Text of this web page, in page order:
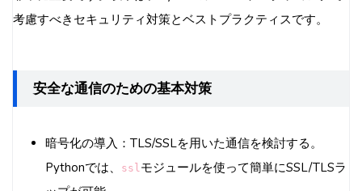
考慮すべきセキュリティ対策とベストプラクティスです。
安全な通信のための基本対策
暗号化の導入：TLS/SSLを用いた通信を検討する。
Pythonでは、
sslモジュールを使って簡単にSSL/TLSラ